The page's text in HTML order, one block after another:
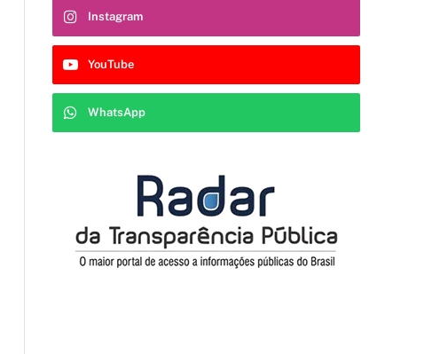
Instagram
YouTube
WhatsApp